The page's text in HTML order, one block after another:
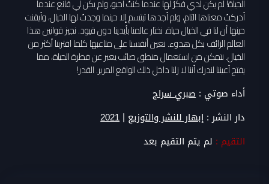
الحياة! لم يكن لدي فكرٌ لها عندما كنتُ أحبو، ولم يكن لي قانع عندما
أدركتُ معناها التام، ولم أجدها تبتسم إلا حينما وجدتُ لها الخيال، وأيقنت
حينها أن لنا في الخيال حياة. نختار عالمنا بأيدينا دون قيود. نجيز قوانين هذا
العالم الزائف بكل هدوء. نعين أنفسنا على متاعبها كلما اقتربنا أكثر من
الخيال. نتمكن من استعمال منطق صائب يعبر عن فطرة الحياة، مما
يفتح أعيننا لندرك أننا لا زلنا داخل ذلك الواقع المرير. القدر!
أداء صوتي :صبري سراج
دار النشر : إبهار للنشر والتوزيع |
2021
التقيم : لم يتم التقيم بعد